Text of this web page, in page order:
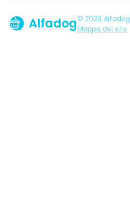
Alfadog© 2026
Mappa del sito